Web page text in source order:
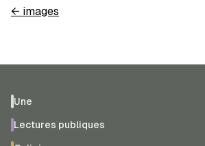
← images
Une
Lectures publiques